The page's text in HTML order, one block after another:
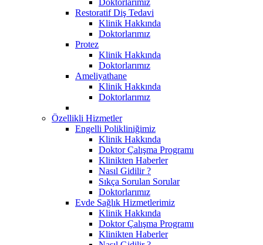
Restoratif Diş Tedavi
Klinik Hakkında
Doktorlarımız
Protez
Klinik Hakkında
Doktorlarımız
Ameliyathane
Klinik Hakkında
Doktorlarımız
Özellikli Hizmetler
Engelli Polikliniğimiz
Klinik Hakkında
Doktor Çalışma Programı
Klinikten Haberler
Nasıl Gidilir ?
Sıkça Sorulan Sorular
Doktorlarımız
Evde Sağlık Hizmetlerimiz
Klinik Hakkında
Doktor Çalışma Programı
Klinikten Haberler